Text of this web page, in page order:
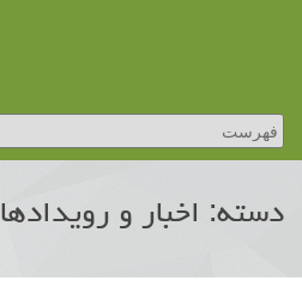
دسته: اخبار و رویدادها